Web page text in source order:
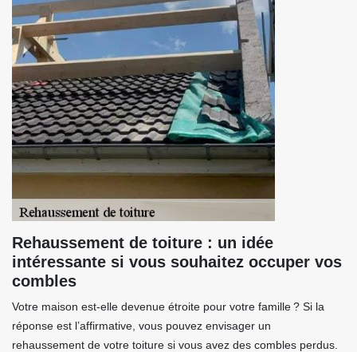
Rehaussement de toiture : un idée
intéressante si vous souhaitez occuper vos
combles
Votre maison est-elle devenue étroite pour votre famille ? Si la
réponse est l’affirmative, vous pouvez envisager un
rehaussement de votre toiture si vous avez des combles perdus.